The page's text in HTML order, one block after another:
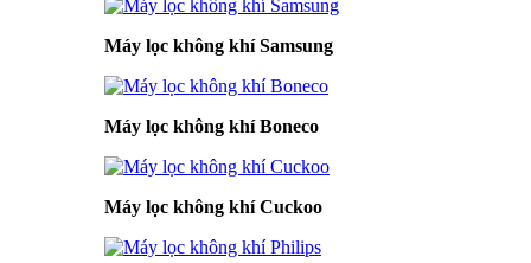
Máy lọc không khí Samsung
Máy lọc không khí Boneco
Máy lọc không khí Cuckoo